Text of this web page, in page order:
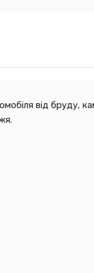
від бруду,